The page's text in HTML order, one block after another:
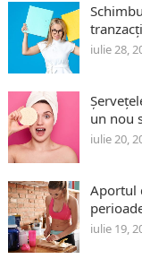
iulie 28,
un nou
iulie 20,
Aportul
iulie 19,